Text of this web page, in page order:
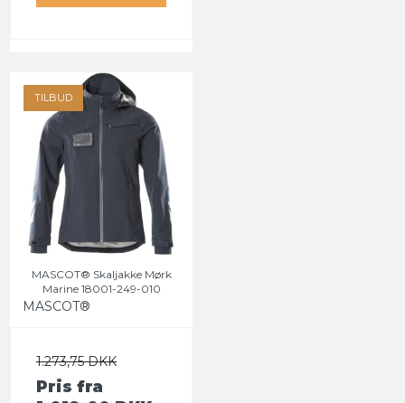
TILBUD
MASCOT® Skaljakke Mørk
Marine 18001-249-010
MASCOT®
1.273,75 DKK
Pris fra